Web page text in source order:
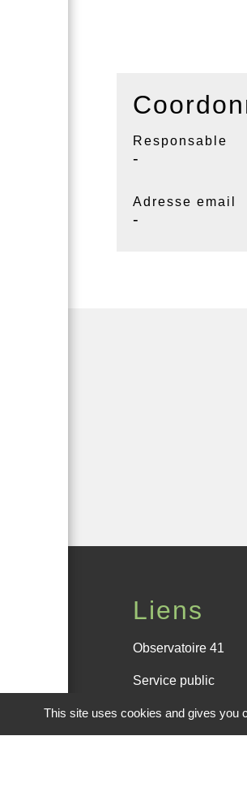
Responsable
-
Adresse email
-
Liens
Observatoire 41
Service public
Facebook de la
This site uses cookies and gives you